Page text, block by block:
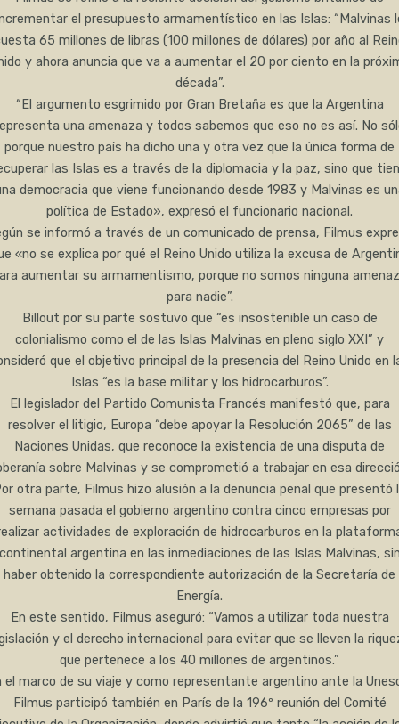
el presupuesto armamentístico en las Islas: “Malvinas
65 millones de libras (100 millones de dólares) por año al
y ahora anuncia que va a aumentar el 20 por ciento en la
década”.
“El argumento esgrimido por Gran Bretaña es que la Argentina
una amenaza y todos sabemos que eso no es así. No
porque nuestro país ha dicho una y otra vez que la única forma de
las Islas es a través de la diplomacia y la paz, sino que
democracia que viene funcionando desde 1983 y Malvinas es
política de Estado», expresó el funcionario nacional.
se informó a través de un comunicado de prensa, Filmus
«no se explica por qué el Reino Unido utiliza la excusa de
aumentar su armamentismo, porque no somos ninguna
para nadie”.
Billout por su parte sostuvo que “es insostenible un caso de
colonialismo como el de las Islas Malvinas en pleno siglo XXI” y
que el objetivo principal de la presencia del Reino Unido en
Islas “es la base militar y los hidrocarburos”.
El legislador del Partido Comunista Francés manifestó que, para
resolver el litigio, Europa “debe apoyar la Resolución 2065” de las
Naciones Unidas, que reconoce la existencia de una disputa de
sobre Malvinas y se comprometió a trabajar en esa
otra parte, Filmus hizo alusión a la denuncia penal que presentó
semana pasada el gobierno argentino contra cinco empresas por
actividades de exploración de hidrocarburos en la
continental argentina en las inmediaciones de las Islas Malvinas, sin
haber obtenido la correspondiente autorización de la Secretaría de
Energía.
En este sentido, Filmus aseguró: “Vamos a utilizar toda nuestra
y el derecho internacional para evitar que se lleven la
que pertenece a los 40 millones de argentinos.”
el marco de su viaje y como representante argentino ante la
Filmus participó también en París de la 196º reunión del Comité